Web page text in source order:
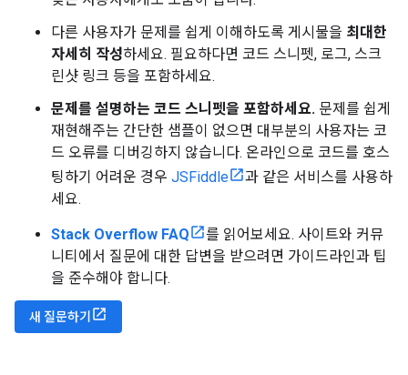
다른 사용자가 문제를 쉽게 이해하도록 게시물을 최대한
자세히 작성하세요. 필요하다면 코드 스니펫, 로그, 스크
린샷 링크 등을 포함하세요.
문제를 설명하는 코드 스니펫을 포함하세요. 문제를 쉽게
재현해주는 간단한 샘플이 없으면 대부분의 사용자는 코
드 오류를 디버깅하지 않습니다. 온라인으로 코드를 호스
팅하기 어려운 경우 JSFiddle
과 같은 서비스를 사용하
세요.
Stack Overflow FAQ
를 읽어보세요. 사이트와 커뮤
니티에서 질문에 대한 답변을 받으려면 가이드라인과 팁
을 준수해야 합니다.
새 질문하기